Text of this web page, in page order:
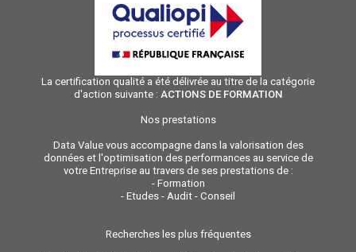
La certification qualité a été délivrée au titre de la catégorie
d'action suivante : ACTIONS DE FORMATION
Nos prestations
Data Value vous accompagne dans la valorisation des
données et l'optimisation des performances au service de
votre Entreprise au travers de ses prestations de :
- Formation
- Etudes - Audit - Conseil
Recherches les plus fréquentes